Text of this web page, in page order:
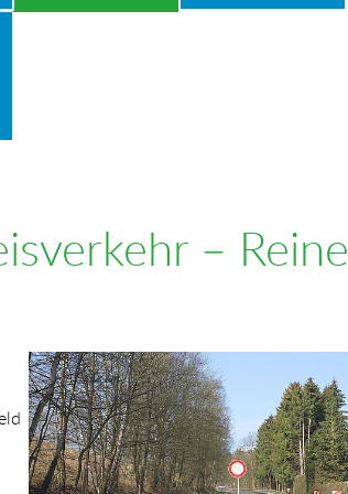
– Reine
Show larger version for: